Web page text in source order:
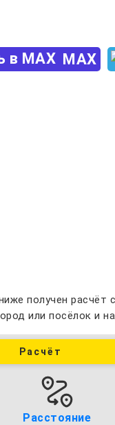
MAX
получен
или посёлок и
Расчёт
Расстояние